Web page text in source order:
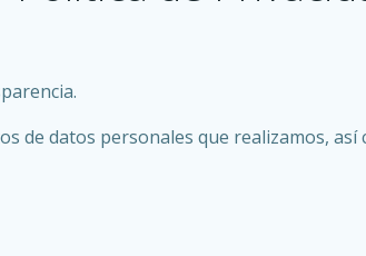
de datos personales que realizamos,